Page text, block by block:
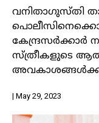
വനിതാഗുസ്തി
കേന്ദ്രസർക്കാ‍ർ
സ്ത്രീകളുടെ
| May 29, 2023